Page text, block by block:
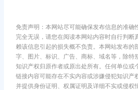
免责声明：本网站尽可能确保发布信息的准确
完全无误，请您在阅读本网站内容时自行判断
赖该信息引起的损失概不负责。本网站发布的
字、图片、标识、广告、商标、域名等，除特
知识产权归原作者或原出处所有。任何单位或
链接内容可能存在不实内容或涉嫌侵犯知识产
并提供身份证明、权属证明及详细不实或侵权